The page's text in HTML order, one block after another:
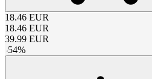
18.46 EUR
18.46 EUR
39.99 EUR
-54%